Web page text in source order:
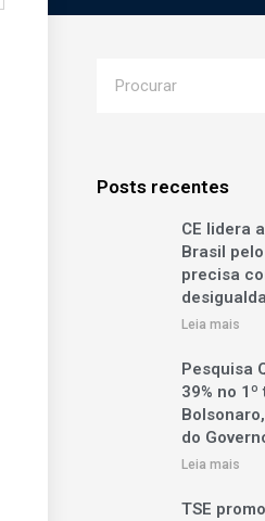
Posts recentes
CE lidera
Brasil
precisa
Leia mais
Pesquisa
39% no
do
Leia mais
TSE